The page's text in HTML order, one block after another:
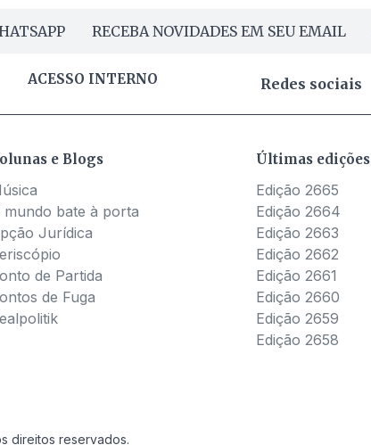
RECEBA NOVIDADES EM SEU EMAIL
ACESSO INTERNO Redes sociais
e Blogs
mundo bate à porta
Jurídica
de Partida
de Fuga
Últimas edições
Edição 2665
Edição 2664
Edição 2663
Edição 2662
Edição 2661
Edição 2660
Edição 2659
Edição 2658
direitos reservados.